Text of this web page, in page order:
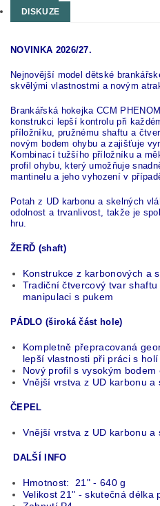
DISKUZE
NOVINKA 2026/27.
Nejnovější model dětské
skvělými vlastnostmi a novým
Brankářská hokejka CCM
konstrukci lepší kontrolu při
příložníku, pružnému shaftu a
novým bodem ohybu a zajišťuje
Kombinací tužšího příložníku a
profil ohybu, který umožňuje
mantinelu a jeho vyhození v
Potah z UD karbonu a skelných
odolnost a trvanlivost, takže je
hru.
ŽERĎ (shaft)
Konstrukce z karbonových a
Tradiční čtvercový tvar
manipulaci s pukem
PÁDLO (široká část hole)
Kompletně přepracovaná
lepší vlastnosti při práci s holí
Nový profil s vysokým bodem
Vnější vrstva z UD karbonu a
ČEPEL
Vnější vrstva z UD karbonu a
DALŠÍ INFO
Hmotnost: 21" - 640 g
Velikost 21" - skutečná délka